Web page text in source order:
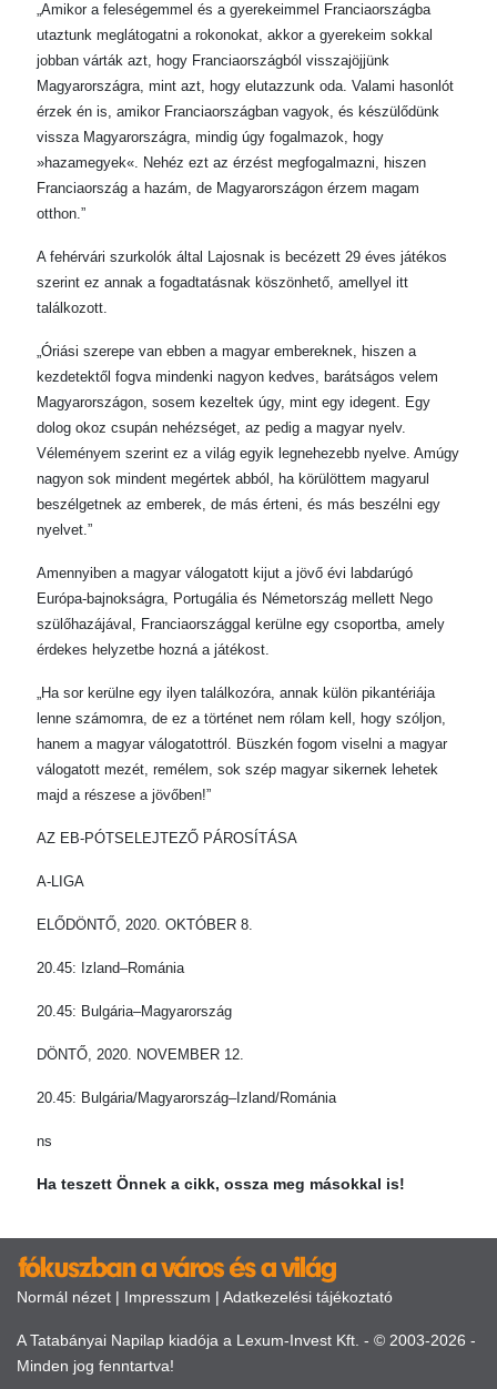
„Amikor a feleségemmel és a gyerekeimmel Franciaországba
utaztunk meglátogatni a rokonokat, akkor a gyerekeim sokkal
jobban várták azt, hogy Franciaországból visszajöjjünk
Magyarországra, mint azt, hogy elutazzunk oda. Valami hasonlót
érzek én is, amikor Franciaországban vagyok, és készülődünk
vissza Magyarországra, mindig úgy fogalmazok, hogy
»hazamegyek«. Nehéz ezt az érzést megfogalmazni, hiszen
Franciaország a hazám, de Magyarországon érzem magam
otthon.”
A fehérvári szurkolók által Lajosnak is becézett 29 éves játékos
szerint ez annak a fogadtatásnak köszönhető, amellyel itt
találkozott.
„Óriási szerepe van ebben a magyar embereknek, hiszen a
kezdetektől fogva mindenki nagyon kedves, barátságos velem
Magyarországon, sosem kezeltek úgy, mint egy idegent. Egy
dolog okoz csupán nehézséget, az pedig a magyar nyelv.
Véleményem szerint ez a világ egyik legnehezebb nyelve. Amúgy
nagyon sok mindent megértek abból, ha körülöttem magyarul
beszélgetnek az emberek, de más érteni, és más beszélni egy
nyelvet.”
Amennyiben a magyar válogatott kijut a jövő évi labdarúgó
Európa-bajnokságra, Portugália és Németország mellett Nego
szülőhazájával, Franciaországgal kerülne egy csoportba, amely
érdekes helyzetbe hozná a játékost.
„Ha sor kerülne egy ilyen találkozóra, annak külön pikantériája
lenne számomra, de ez a történet nem rólam kell, hogy szóljon,
hanem a magyar válogatottról. Büszkén fogom viselni a magyar
válogatott mezét, remélem, sok szép magyar sikernek lehetek
majd a részese a jövőben!”
AZ EB-PÓTSELEJTEZŐ PÁROSÍTÁSA
A-LIGA
ELŐDÖNTŐ, 2020. OKTÓBER 8.
20.45: Izland–Románia
20.45: Bulgária–Magyarország
DÖNTŐ, 2020. NOVEMBER 12.
20.45: Bulgária/Magyarország–Izland/Románia
ns
Ha teszett Önnek a cikk, ossza meg másokkal is!
Normál nézet | Impresszum | Adatkezelési tájékoztató
A Tatabányai Napilap kiadója a Lexum-Invest Kft. - © 2003-2026 -
Minden jog fenntartva!